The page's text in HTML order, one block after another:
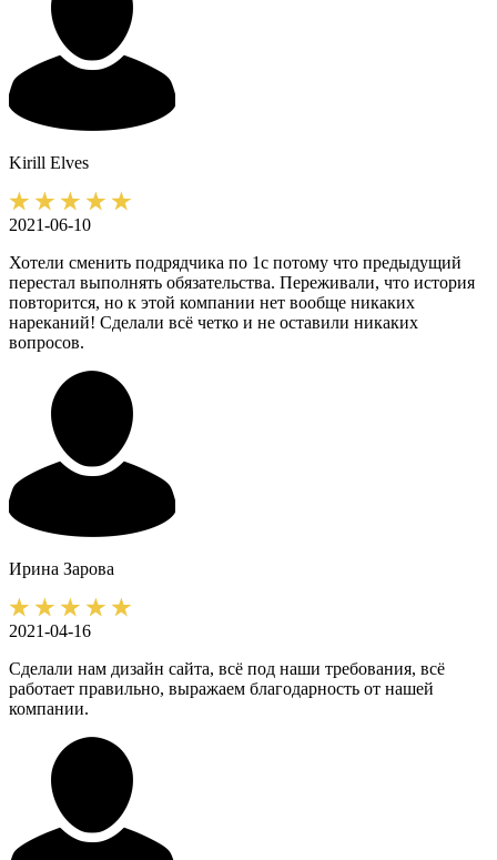
Kirill Elves
2021-06-10
Хотели сменить подрядчика по 1с потому что предыдущий
перестал выполнять обязательства. Переживали, что история
повторится, но к этой компании нет вообще никаких
нареканий! Сделали всё четко и не оставили никаких
вопросов.
Ирина Зарова
2021-04-16
Сделали нам дизайн сайта, всё под наши требования, всё
работает правильно, выражаем благодарность от нашей
компании.